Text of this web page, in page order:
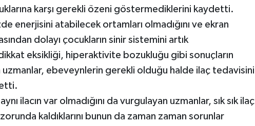
karşı gerekli özeni göstermediklerini kaydetti.
enerjisini atabilecek ortamları olmadığını ve ekran
dolayı çocukların sinir sistemini artık
eksikliği, hiperaktivite bozukluğu gibi sonuçların
ebeveynlerin gerekli olduğu halde ilaç tedavisini
ilacın var olmadığını da vurgulayan uzmanlar, sık sık ilaç
kaldıklarını bunun da zaman zaman sorunlar